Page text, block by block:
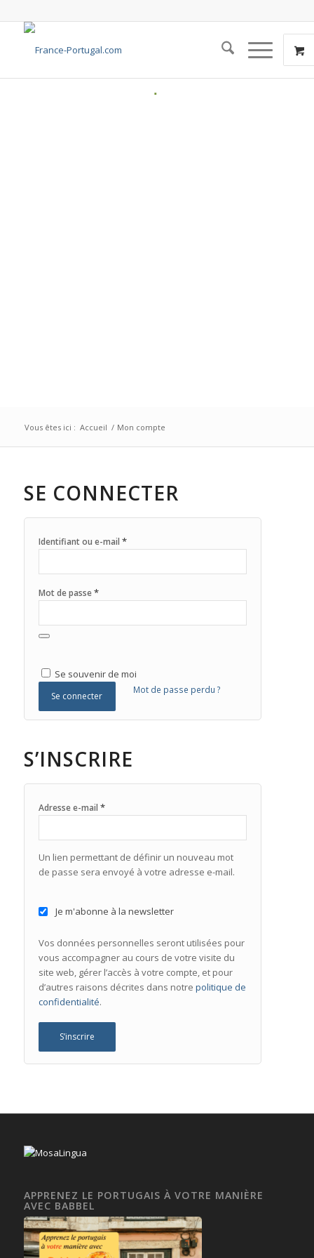
Vous êtes ici : Accueil / Mon compte
SE CONNECTER
Identifiant ou e-mail *
Mot de passe*
Se souvenir de moi
Se connecter
Mot de passe perdu ?
S’INSCRIRE
Adresse e-mail *
Un lien permettant de définir un nouveau mot
de passe sera envoyé à votre adresse e-mail.
Je m'abonne à la newsletter
Vos données personnelles seront utilisées pour
vous accompagner au cours de votre visite du
site web, gérer l’accès à votre compte, et pour
d’autres raisons décrites dans notre politique de
confidentialité.
S’inscrire
APPRENEZ LE PORTUGAIS À VOTRE MANIÈRE
AVEC BABBEL